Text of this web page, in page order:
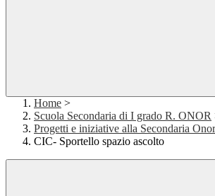
Home >
Scuola Secondaria di I grado R. ONOR
Progetti e iniziative alla Secondaria Onor
CIC- Sportello spazio ascolto